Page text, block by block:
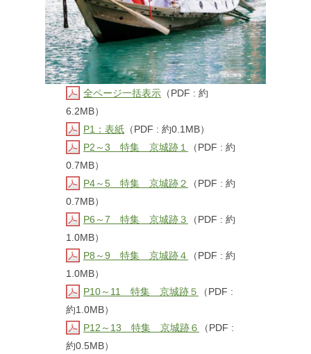
全ページ一括表示 （PDF : 約
6.2MB）
P1：表紙 （PDF : 約0.1MB）
P2～3 特集 京城跡１
（PDF : 約
0.7MB）
P4～5 特集 京城跡２
（PDF : 約
0.7MB）
P6～7 特集 京城跡３
（PDF : 約
1.0MB）
P8～9 特集 京城跡４
（PDF : 約
1.0MB）
P10～11 特集 京城跡５
（PDF :
約1.0MB）
P12～13 特集 京城跡６
（PDF :
約0.5MB）